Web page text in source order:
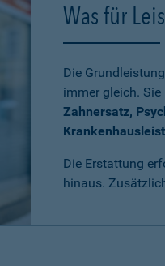
Was für
Die
immer gleich.
Zahnersatz,
Die Erstattung
hinaus.